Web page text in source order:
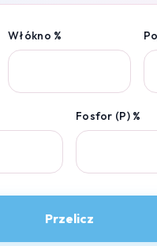
Włókno %
Fosfor (P) %
Przelicz